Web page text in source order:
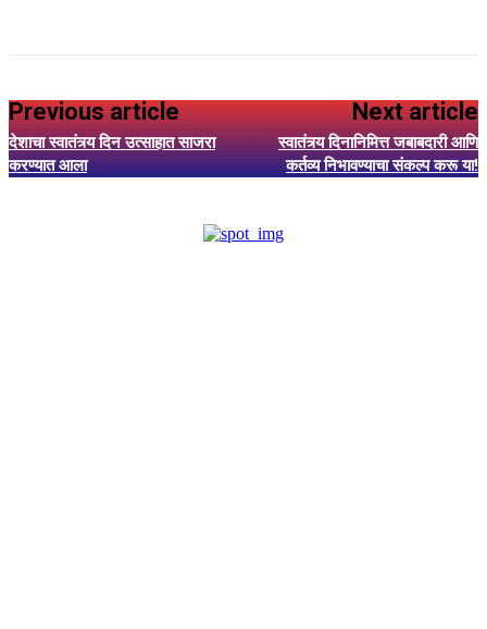
Previous article
देशाचा स्वातंत्र्य दिन उत्साहात साजरा
करण्यात आला
Next article
स्वातंत्र्य दिनानिमित्त जबाबदारी आणि
कर्तव्य निभावण्याचा संकल्प करू या!